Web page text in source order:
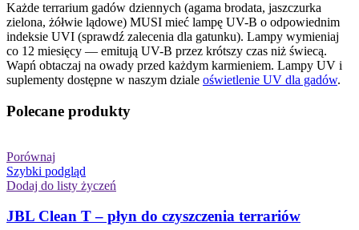
Każde terrarium gadów dziennych (agama brodata, jaszczurka
zielona, żółwie lądowe) MUSI mieć lampę UV-B o odpowiednim
indeksie UVI (sprawdź zalecenia dla gatunku). Lampy wymieniaj
co 12 miesięcy — emitują UV-B przez krótszy czas niż świecą.
Wapń obtaczaj na owady przed każdym karmieniem. Lampy UV i
suplementy dostępne w naszym dziale oświetlenie UV dla gadów.
Polecane produkty
Porównaj
Szybki podgląd
Dodaj do listy życzeń
JBL Clean T – płyn do czyszczenia terrariów